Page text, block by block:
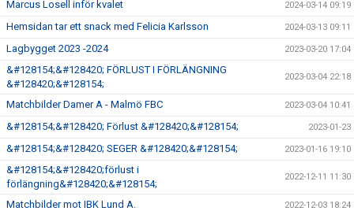
Marcus Losell inför kvalet 2024-03-14 09:19
Hemsidan tar ett snack med Felicia Karlsson 2024-03-13 09:11
Lagbygget 2023 -2024 2023-03-20 17:04
&#128154;&#128420; FÖRLUST I FÖRLÄNGNING
&#128420;&#128154;
2023-03-04 22:18
Matchbilder Damer A - Malmö FBC 2023-03-04 10:41
&#128154;&#128420; Förlust &#128420;&#128154; 2023-01-23
&#128154;&#128420; SEGER &#128420;&#128154; 2023-01-16 19:10
&#128154;&#128420;förlust i
förlängning&#128420;&#128154;
2022-12-11 11:30
Matchbilder mot IBK Lund A. 2022-12-03 18:24